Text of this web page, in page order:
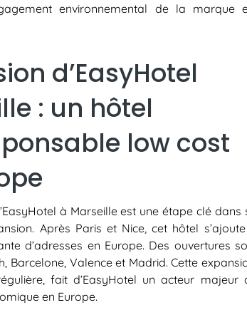
environnemental de la marque
d’EasyHotel
: un hôtel
low cost
à Marseille est une étape clé dans
Après Paris et Nice, cet hôtel
d’adresses en Europe. Des ouvertures
Barcelone, Valence et Madrid. Cette
fait d’EasyHotel un acteur majeur
en Europe.